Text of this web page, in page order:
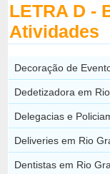
LETRA D -
Atividades
Decoração de
Dedetizadora em
Delegacias e
Deliveries em Rio
Dentistas em Rio